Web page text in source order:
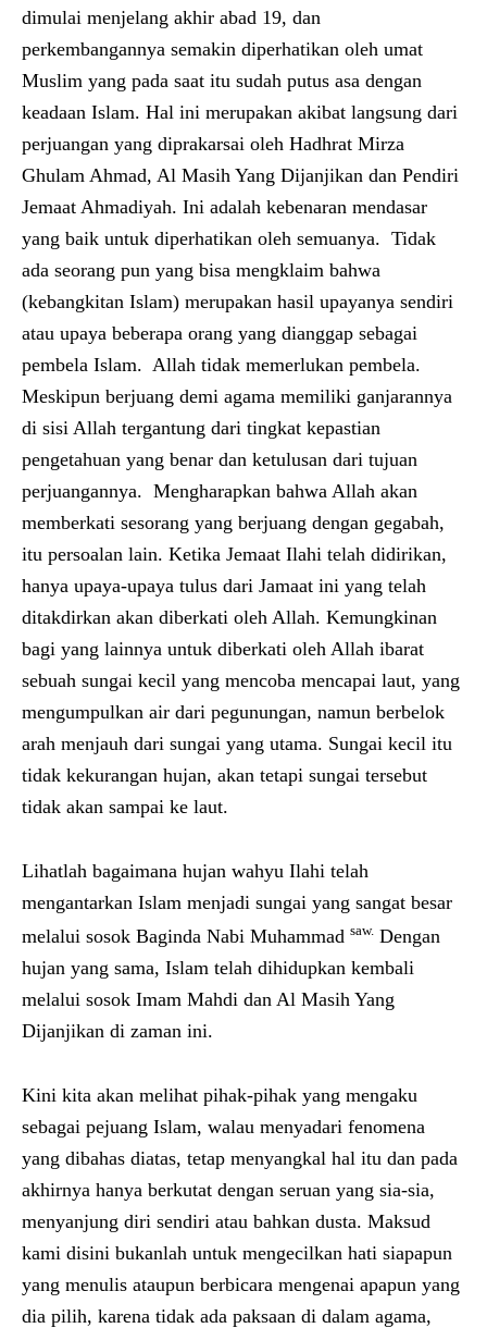
dimulai menjelang akhir abad 19, dan
perkembangannya semakin diperhatikan oleh umat
Muslim yang pada saat itu sudah putus asa dengan
keadaan Islam. Hal ini merupakan akibat langsung dari
perjuangan yang diprakarsai oleh Hadhrat Mirza
Ghulam Ahmad, Al Masih Yang Dijanjikan dan Pendiri
Jemaat Ahmadiyah. Ini adalah kebenaran mendasar
yang baik untuk diperhatikan oleh semuanya. Tidak
ada seorang pun yang bisa mengklaim bahwa
(kebangkitan Islam) merupakan hasil upayanya sendiri
atau upaya beberapa orang yang dianggap sebagai
pembela Islam. Allah tidak memerlukan pembela.
Meskipun berjuang demi agama memiliki ganjarannya
di sisi Allah tergantung dari tingkat kepastian
pengetahuan yang benar dan ketulusan dari tujuan
perjuangannya. Mengharapkan bahwa Allah akan
memberkati sesorang yang berjuang dengan gegabah,
itu persoalan lain. Ketika Jemaat Ilahi telah didirikan,
hanya upaya-upaya tulus dari Jamaat ini yang telah
ditakdirkan akan diberkati oleh Allah. Kemungkinan
bagi yang lainnya untuk diberkati oleh Allah ibarat
sebuah sungai kecil yang mencoba mencapai laut, yang
mengumpulkan air dari pegunungan, namun berbelok
arah menjauh dari sungai yang utama. Sungai kecil itu
tidak kekurangan hujan, akan tetapi sungai tersebut
tidak akan sampai ke laut.
Lihatlah bagaimana hujan wahyu Ilahi telah
mengantarkan Islam menjadi sungai yang sangat besar
melalui sosok Baginda Nabi Muhammad saw. Dengan
hujan yang sama, Islam telah dihidupkan kembali
melalui sosok Imam Mahdi dan Al Masih Yang
Dijanjikan di zaman ini.
Kini kita akan melihat pihak-pihak yang mengaku
sebagai pejuang Islam, walau menyadari fenomena
yang dibahas diatas, tetap menyangkal hal itu dan pada
akhirnya hanya berkutat dengan seruan yang sia-sia,
menyanjung diri sendiri atau bahkan dusta. Maksud
kami disini bukanlah untuk mengecilkan hati siapapun
yang menulis ataupun berbicara mengenai apapun yang
dia pilih, karena tidak ada paksaan di dalam agama,